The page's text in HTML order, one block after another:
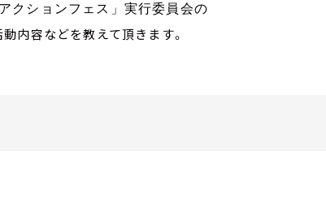
クションフェス」実行委員会の
容などを教えて頂きます。